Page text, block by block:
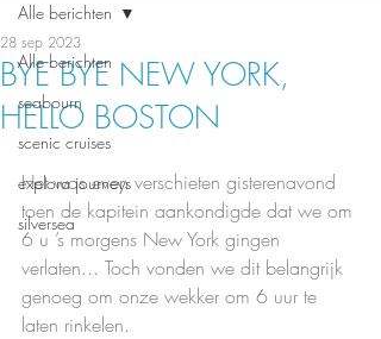
Alle berichten
seabourn
scenic cruises
explora journeys
silversea
Alle berichten
BYE BYE NEW YORK,
HELLO BOSTON
28 sep 2023
Het was even verschieten gisterenavond
toen de kapitein aankondigde dat we om
6 u ’s morgens New York gingen
verlaten... Toch vonden we dit belangrijk
genoeg om onze wekker om 6 uur te
laten rinkelen.